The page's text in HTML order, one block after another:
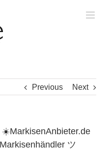
Previous Next
ツ